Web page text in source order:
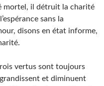
mortel, il détruit la charité
sans la
disons en état informe,
vertus sont toujours
et diminuent